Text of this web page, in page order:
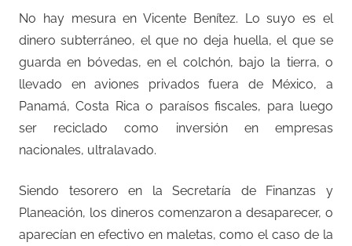
No hay mesura en Vicente Benítez. Lo suyo es el
dinero subterráneo, el que no deja huella, el que se
guarda en bóvedas, en el colchón, bajo la tierra, o
llevado en aviones privados fuera de México, a
Panamá, Costa Rica o paraísos fiscales, para luego
ser reciclado como inversión en empresas
nacionales, ultralavado.
Siendo tesorero en la Secretaría de Finanzas y
Planeación, los dineros comenzaron a desaparecer, o
aparecían en efectivo en maletas, como el caso de la